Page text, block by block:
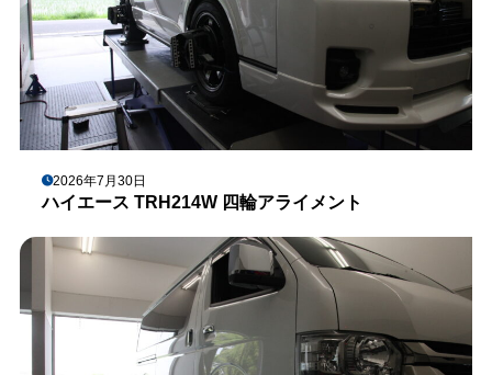
2026年7月30日
ハイエース TRH214W 四輪アライメント